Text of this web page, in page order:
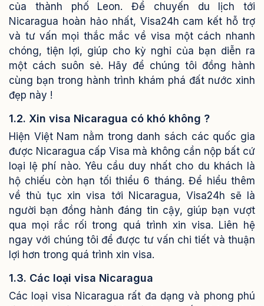
của thành phố Leon.
Để chuyến du lịch tới
Nicaragua hoàn hảo nhất, Visa24h cam kết hỗ trợ
và tư vấn mọi thắc mắc về visa một cách nhanh
chóng, tiện lợi, giúp cho kỳ nghỉ của bạn diễn ra
một cách suôn sẻ. Hãy để chúng tôi đồng hành
cùng bạn trong hành trình khám phá đất nước xinh
đẹp này !
1.2. Xin visa Nicaragua có khó không ?
Hiện Việt Nam nằm trong danh sách các quốc gia
được Nicaragua cấp Visa mà không cần nộp bất cứ
loại lệ phí nào. Yêu cầu duy nhất cho du khách là
hộ chiếu còn hạn tối thiểu 6 tháng. Để hiểu thêm
về thủ tục xin visa tới Nicaragua, Visa24h sẽ là
người bạn đồng hành đáng tin cậy, giúp bạn vượt
qua mọi rắc rối trong quá trình xin visa. Liên hệ
ngay với chúng tôi để được tư vấn chi tiết và thuận
lợi hơn trong quá trình xin visa.
1.3. Các loại visa Nicaragua
Các loại visa Nicaragua rất đa dạng và phong phú